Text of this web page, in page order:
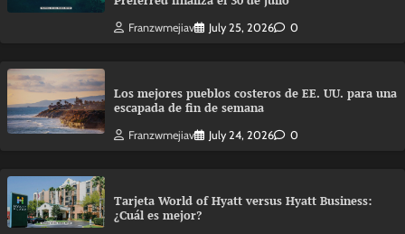
Franzwmejiav July 25, 2026 0
Los mejores pueblos costeros de EE. UU. para una
escapada de fin de semana
Franzwmejiav July 24, 2026 0
Tarjeta World of Hyatt versus Hyatt Business:
¿Cuál es mejor?